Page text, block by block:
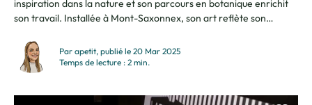
inspiration dans la nature et son parcours en botanique enrichit
son travail. Installée à Mont-Saxonnex, son art reflète son
Je suis Fabienne Paire et je suis artisan d’art céramiste potière.
L’éclat du grès blanc Je façonne une argile de...
Par apetit, publié le 20 Mar 2025
Temps de lecture : 2 min.